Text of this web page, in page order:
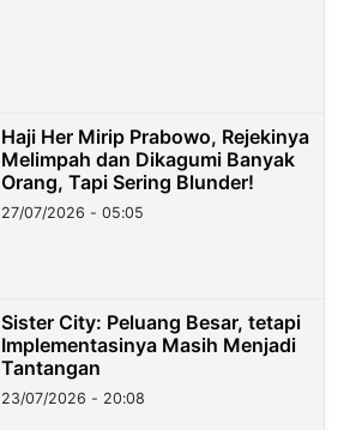
Haji Her Mirip Prabowo, Rejekinya
Melimpah dan Dikagumi Banyak
Orang, Tapi Sering Blunder!
27/07/2026 - 05:05
Sister City: Peluang Besar, tetapi
Implementasinya Masih Menjadi
Tantangan
23/07/2026 - 20:08